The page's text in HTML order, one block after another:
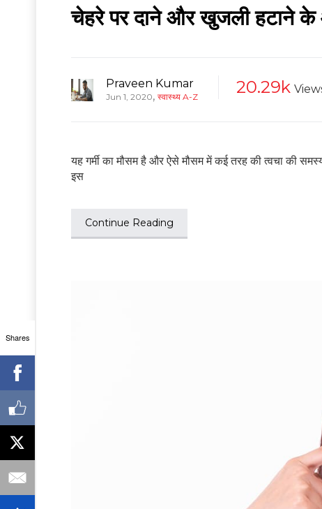
चेहरे पर दाने और खुजली हटाने के
Praveen Kumar
Jun 1, 2020, स्वास्थ्य A-Z 20.29k
यह गर्मी का मौसम है और ऐसे मौसम में कई तरह की त्वचा की
इस
Continue Reading
Shares